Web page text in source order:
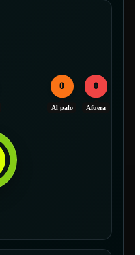
0
Al palo
0
Afuera